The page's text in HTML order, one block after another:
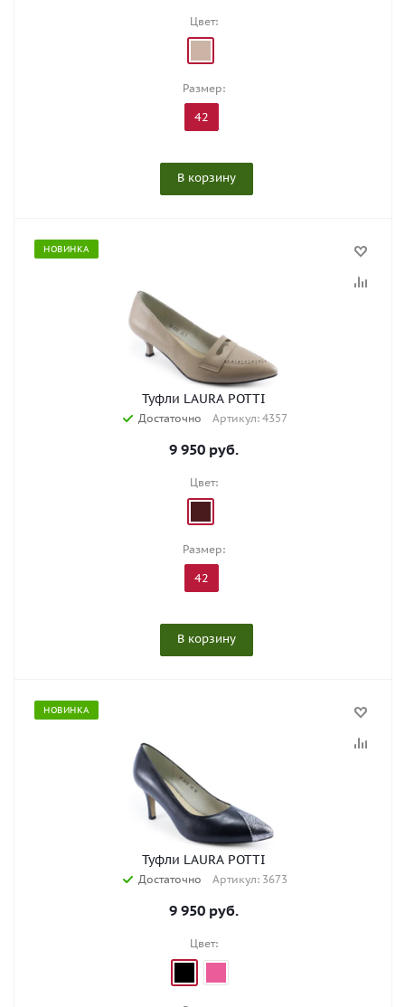
Цвет:
Размер:
42
В корзину
НОВИНКА
Туфли LAURA POTTI
Достаточно Артикул: 4357
9 950руб.
Цвет:
Размер:
42
В корзину
НОВИНКА
Туфли LAURA POTTI
Достаточно Артикул: 3673
9 950руб.
Цвет: